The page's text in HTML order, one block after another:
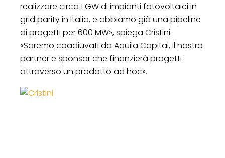
realizzare circa 1 GW di impianti fotovoltaici in
grid parity in Italia, e abbiamo già una pipeline
di progetti per 600 MW», spiega Cristini.
«Saremo coadiuvati da Aquila Capital, il nostro
partner e sponsor che finanzierà progetti
attraverso un prodotto ad hoc».